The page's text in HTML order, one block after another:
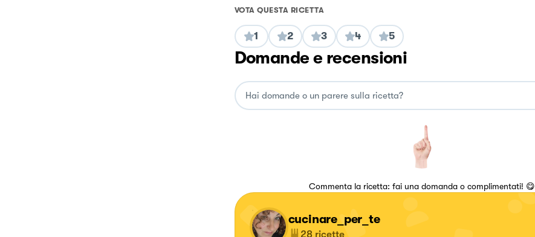
VOTA QUESTA RICETTA
1 2 3 4 5
Domande e recensioni
Commenta la ricetta: fai una domanda o complimentati! 😋
cucinare_per_te
28 ricette